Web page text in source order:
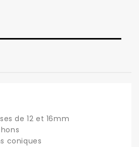
de 12 et 16mm
coniques